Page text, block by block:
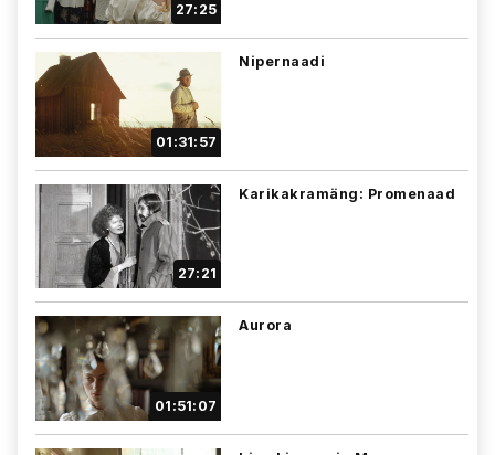
27:25
01:31:57
Nipernaadi
27:21
Karikakramäng: Promenaad
01:51:07
Aurora